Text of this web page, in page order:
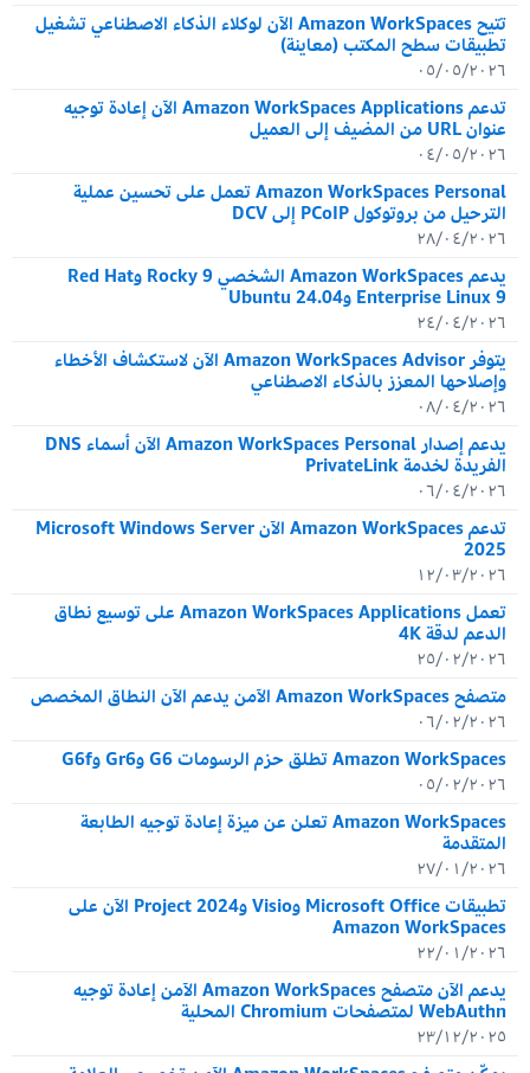
تتيح Amazon WorkSpaces الآن لوكلاء الذكاء الاصطناعي تشغيل
تطبيقات سطح المكتب (معاينة)
٠٥/٠٥/٢٠٢٦
تدعم Amazon WorkSpaces Applications الآن إعادة توجيه
عنوان URL من المضيف إلى العميل
٠٤/٠٥/٢٠٢٦
Amazon WorkSpaces Personal تعمل على تحسين عملية
الترحيل من بروتوكول PCoIP إلى DCV
٢٨/٠٤/٢٠٢٦
يدعم Amazon WorkSpaces الشخصي Rocky 9 وRed Hat
Enterprise Linux 9 وUbuntu 24.04
٢٤/٠٤/٢٠٢٦
يتوفر Amazon WorkSpaces Advisor الآن لاستكشاف الأخطاء
وإصلاحها المعزز بالذكاء الاصطناعي
٠٨/٠٤/٢٠٢٦
يدعم إصدار Amazon WorkSpaces Personal الآن أسماء DNS
الفريدة لخدمة PrivateLink
٠٦/٠٤/٢٠٢٦
تدعم Amazon WorkSpaces الآن Microsoft Windows Server
2025
١٢/٠٣/٢٠٢٦
تعمل Amazon WorkSpaces Applications على توسيع نطاق
الدعم لدقة 4K
٢٥/٠٢/٢٠٢٦
متصفح Amazon WorkSpaces الآمن يدعم الآن النطاق المخصص
٠٦/٠٢/٢٠٢٦
Amazon WorkSpaces تطلق حزم الرسومات G6 وGr6 وG6f
٠٥/٠٢/٢٠٢٦
Amazon WorkSpaces تعلن عن ميزة إعادة توجيه الطابعة
المتقدمة
٢٧/٠١/٢٠٢٦
تطبيقات Microsoft Office وVisio وProject 2024 الآن على
Amazon WorkSpaces
٢٢/٠١/٢٠٢٦
يدعم الآن متصفح Amazon WorkSpaces الآمن إعادة توجيه
WebAuthn لمتصفحات Chromium المحلية
٢٣/١٢/٢٠٢٥